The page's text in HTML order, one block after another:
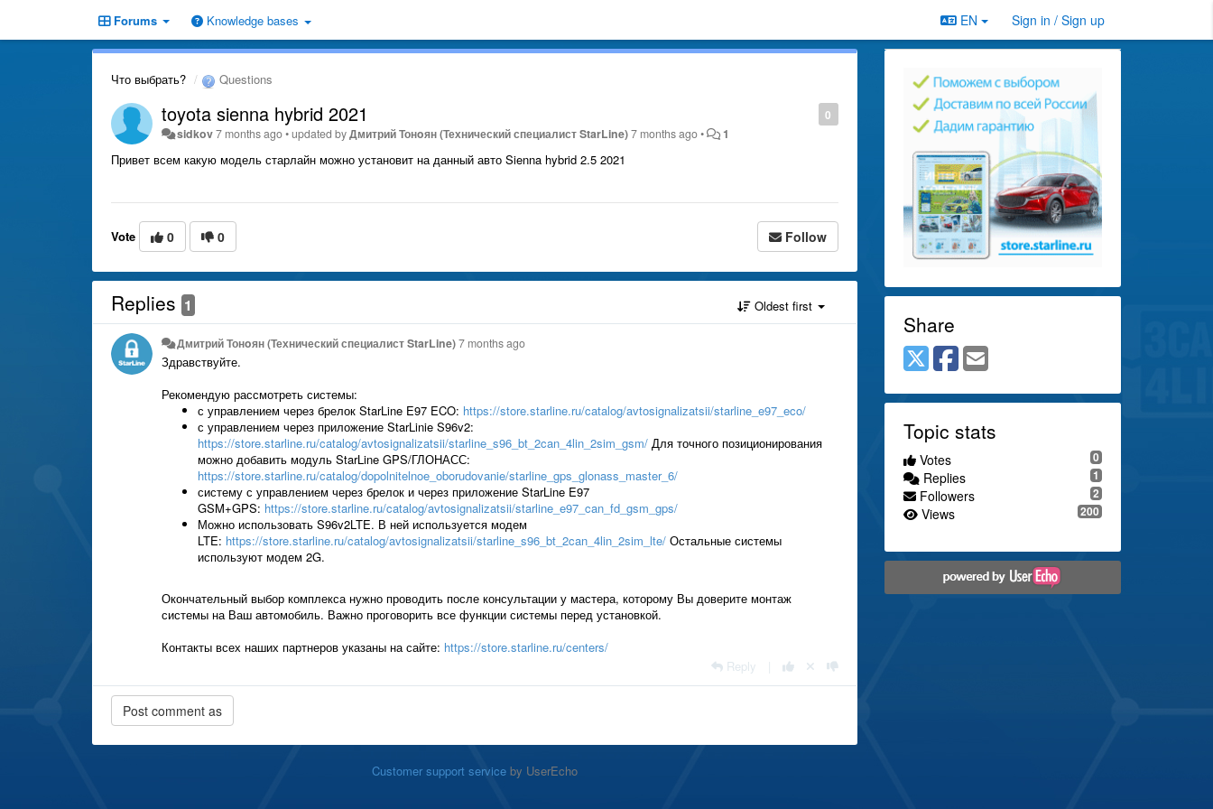
Forums Knowledge bases EN Sign in / Sign up
Что выбрать? Questions
0
toyota sienna hybrid 2021
sidkov7 months ago•updated byДмитрий Тонoян (Технический специалист StarLine)7 months ago• 1
Привет всем какую модель старлайн можно установит на данный авто Sienna hybrid 2.5 2021
Vote 0 0 Follow
Replies 1 Oldest first
Дмитрий Тонoян (Технический специалист StarLine)7 months ago
Здравствуйте.
Рекомендую рассмотреть системы:
с управлением через брелок StarLine E97 ECO: https://store.starline.ru/catalog/avtosignalizatsii/starline_e97_eco/
с управлением через приложение StarLinie S96v2:
https://store.starline.ru/catalog/avtosignalizatsii/starline_s96_bt_2can_4lin_2sim_gsm/ Для точного позиционирования
можно добавить модуль StarLine GPS/ГЛОНАСС:
https://store.starline.ru/catalog/dopolnitelnoe_oborudovanie/starline_gps_glonass_master_6/
систему с управлением через брелок и через приложение StarLine E97
GSM+GPS: https://store.starline.ru/catalog/avtosignalizatsii/starline_e97_can_fd_gsm_gps/
Можно использовать S96v2LTE. В ней используется модем
LTE: https://store.starline.ru/catalog/avtosignalizatsii/starline_s96_bt_2can_4lin_2sim_lte/ Остальные системы
используют модем 2G.
Окончательный выбор комплекса нужно проводить после консультации у мастера, которому Вы доверите монтаж
системы на Ваш автомобиль. Важно проговорить все функции системы перед установкой.
Контакты всех наших партнеров указаны на сайте: https://store.starline.ru/centers/
Reply
Customer support serviceby UserEcho
Share
Topic stats
0
Votes
1
Replies
2
Followers
200
Views